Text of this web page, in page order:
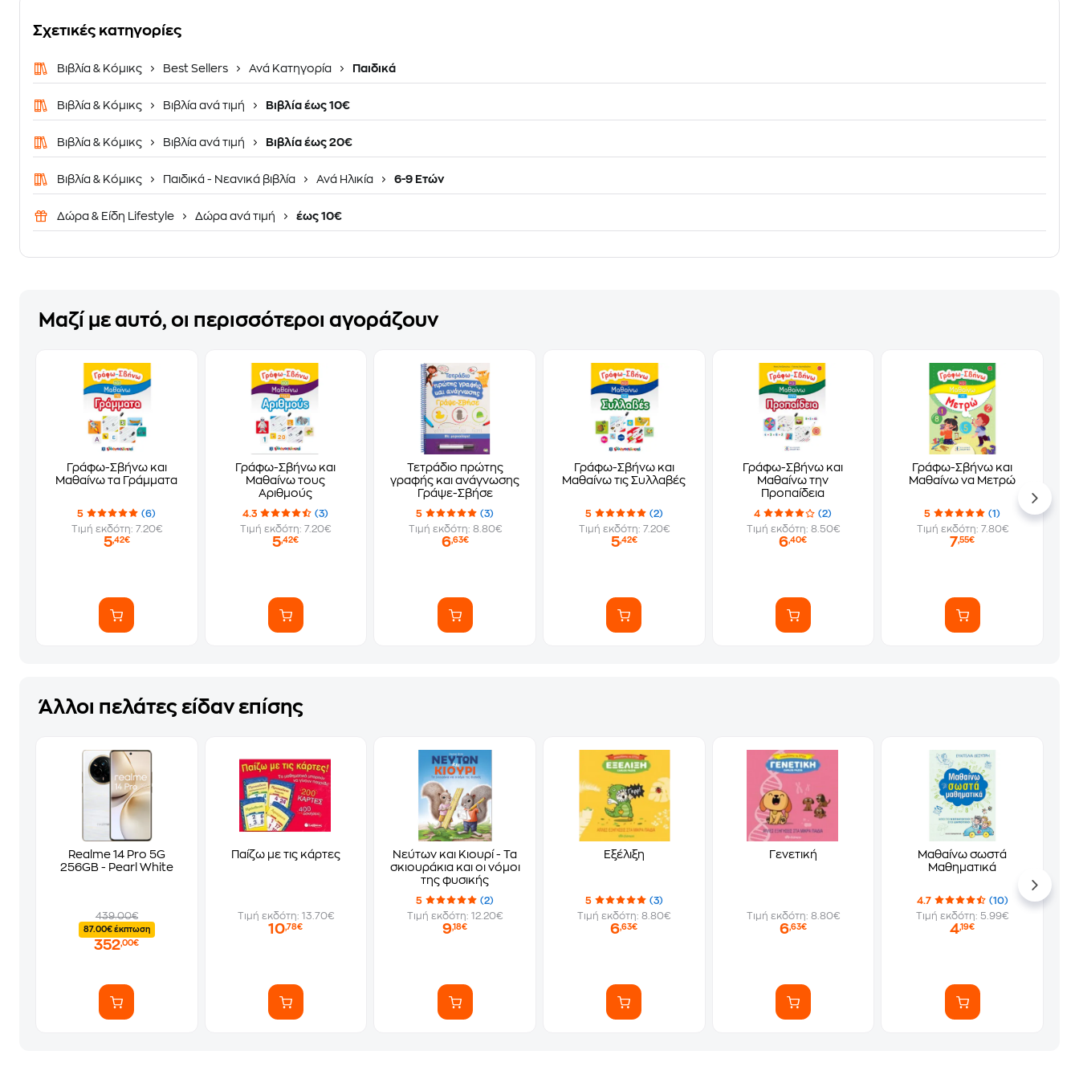
Σχετικές κατηγορίες
Βιβλία & Κόμικς Best Sellers Ανά Κατηγορία Παιδικά
Βιβλία & Κόμικς Βιβλία ανά τιμή Βιβλία έως 10€
Βιβλία & Κόμικς Βιβλία ανά τιμή Βιβλία έως 20€
Βιβλία & Κόμικς Παιδικά - Νεανικά βιβλία Ανά Ηλικία 6-9 Ετών
Δώρα & Είδη Lifestyle Δώρα ανά τιμή έως 10€
Μαζί με αυτό, οι περισσότεροι αγοράζουν
Γράφω-Σβήνω και
Μαθαίνω τα Γράμματα
5
(6)
Τιμή εκδότη: 7.20€
5,42€
Γράφω-Σβήνω και
Μαθαίνω τους
Αριθμούς
4.3
(3)
Τιμή εκδότη: 7.20€
5,42€
Τετράδιο πρώτης
γραφής και ανάγνωσης
Γράψε-Σβήσε
5
(3)
Τιμή εκδότη: 8.80€
6,63€
Γράφω-Σβήνω και
Μαθαίνω τις Συλλαβές
5
(2)
Τιμή εκδότη: 7.20€
5,42€
Γράφω-Σβήνω και
Μαθαίνω την
Προπαίδεια
4
(2)
Τιμή εκδότη: 8.50€
6,40€
Γράφω-Σβήνω και
Μαθαίνω να Μετρώ
5
(1)
Τιμή εκδότη: 7.80€
7,55€
Άλλοι πελάτες είδαν επίσης
Realme 14 Pro 5G
256GB - Pearl White
439.00€
87.00€ έκπτωση
352,00€
Παίζω με τις κάρτες
Τιμή εκδότη: 13.70€
10,78€
Νεύτων και Κιουρί - Τα
σκιουράκια και οι νόμοι
της φυσικής
5
(2)
Τιμή εκδότη: 12.20€
9,18€
Εξέλιξη
5
(3)
Τιμή εκδότη: 8.80€
6,63€
Γενετική
Τιμή εκδότη: 8.80€
6,63€
Μαθαίνω σωστά
Μαθηματικά
4.7
(10)
Τιμή εκδότη: 5.99€
4,19€